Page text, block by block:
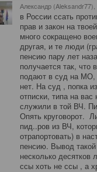
Александр (Aleksandr77),
в России ссать
прав и закон на
много сокращено
другая, и те люди
пенсию пару лет
получается так,
подают в суд на МО,
нет. На суд , попка
отписки, типа на
служили в той ВЧ.
Опять круговорот.
пид..ров из ВЧ,
отрапортовать) в
пенсию. Вывод
несколько десятков
ссы хоть не ссы , а